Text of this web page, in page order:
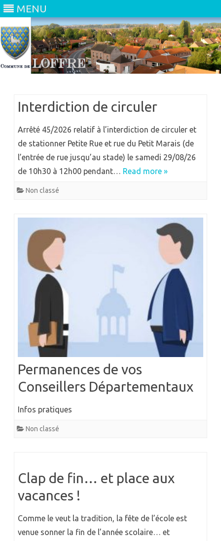
MENU
Interdiction de circuler
Arrêté 45/2026 relatif à l’interdiction de circuler et
de stationner Petite Rue et rue du Petit Marais (de
l’entrée de rue jusqu’au stade) le samedi 29/08/26
de 10h30 à 12h00 pendant… Read more »
Non classé
Permanences de vos
Conseillers Départementaux
Infos pratiques
Non classé
Clap de fin… et place aux
vacances !
Comme le veut la tradition, la fête de l’école est
venue sonner la fin de l’année scolaire… et